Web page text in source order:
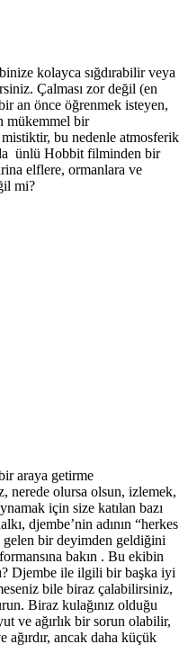
kolayca sığdırabilir veya
Çalması zor değil (en
an önce öğrenmek isteyen,
mükemmel bir
bu nedenle atmosferik
ünlü Hobbit filminden bir
elflere, ormanlara ve
mi?
araya getirme
nerede olursa olsun, izlemek,
için size katılan bazı
djembe’nin adının “herkes
gelen bir deyimden geldiğini
bakın . Bu ekibin
Djembe ile ilgili bir başka iyi
bile biraz çalabilirsiniz,
Biraz kulağınız olduğu
ve ağırlık bir sorun olabilir,
ağırdır, ancak daha küçük